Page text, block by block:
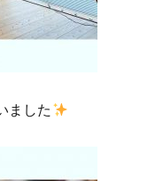
ました